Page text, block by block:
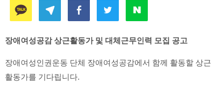
장애여성공감 상근활동가 및 대체근무인력 모집 공고
장애여성인권운동 단체 장애여성공감에서 함께 활동할 상근
활동가를 기다립니다.